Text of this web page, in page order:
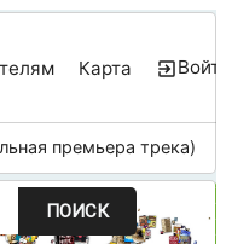
Карта
премьера трека)
ПОИСК